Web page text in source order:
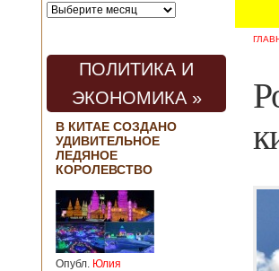
ПОЛИТИКА И
ЭКОНОМИКА »
В КИТАЕ СОЗДАНО
УДИВИТЕЛЬНОЕ
ЛЕДЯНОЕ
КОРОЛЕВСТВО
Опубл. Юлия